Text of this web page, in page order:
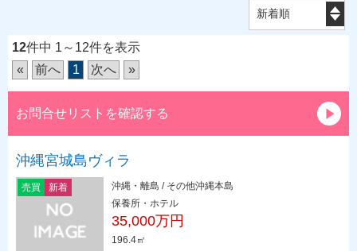
12件中 1～12件を表示
«
前へ 1 次へ »
お問合せリストを確認する
沖縄宮城島ヴィラ
売買 新着
沖縄・離島 / その他沖縄本島
保養所・ホテル
35,000万円
196.4㎡